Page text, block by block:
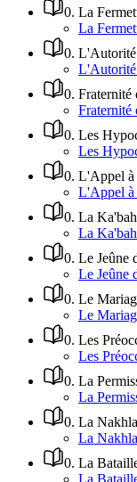
0. La
La
0. L'Autorité
L'Autorité
0. Fraternité
Fraternité
0. Les
Les
0. L'Appel à
L'Appel à
0. La
La
0. Le Jeûne
Le Jeûne
0. Le
Le
0. Les
Les
0. La
La
0. La
La
0. La
La